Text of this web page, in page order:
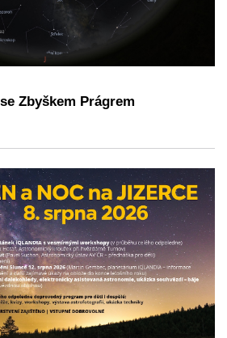
Zbyškem Prágrem